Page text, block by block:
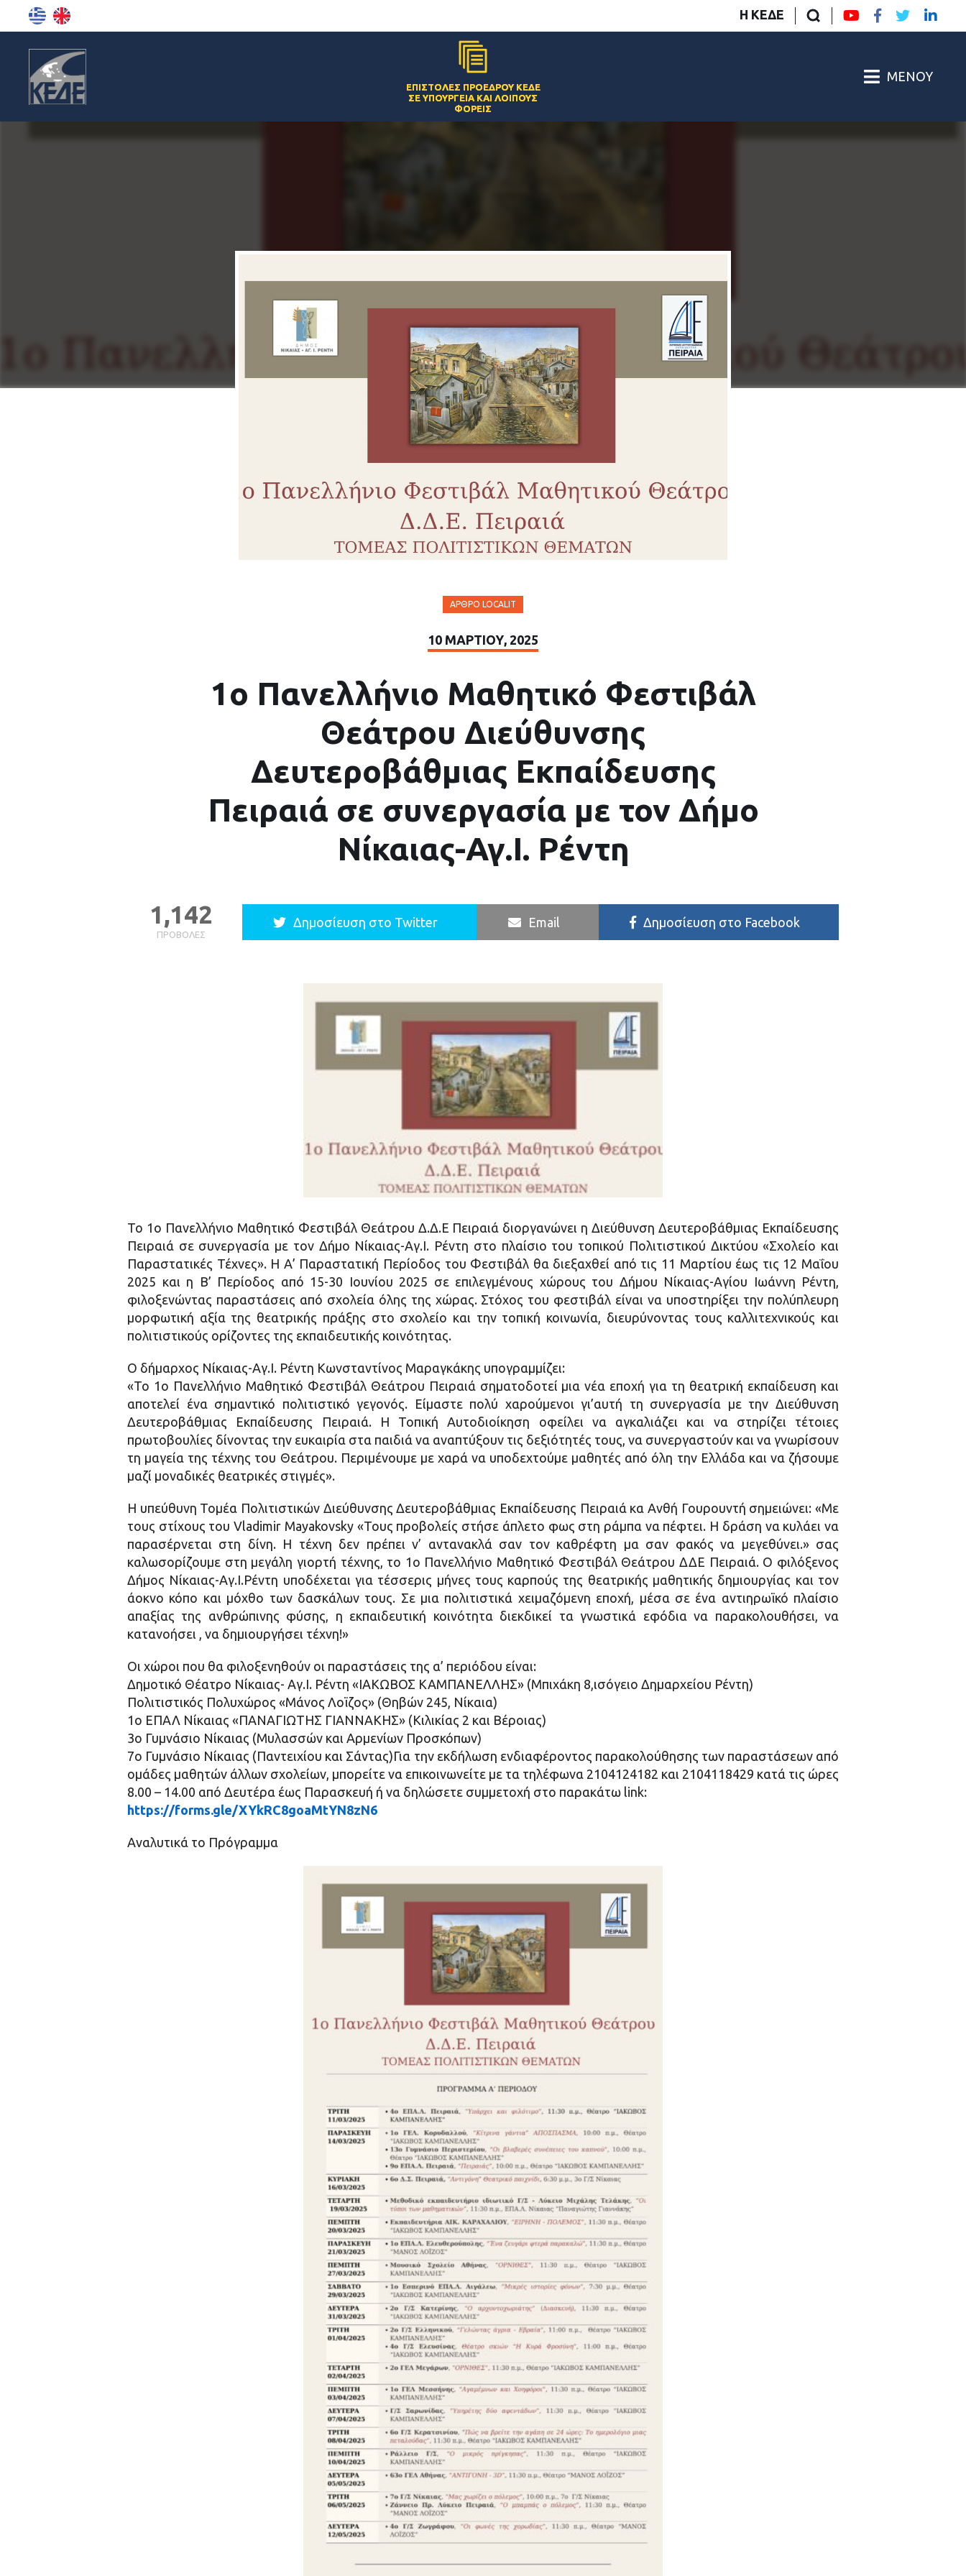
Η ΚΕΔΕ
ΕΠΙΣΤΟΛΈΣ ΠΡΟΈΔΡΟΥ ΚΕΔΕ
ΣΕ ΥΠΟΥΡΓΕΊΑ ΚΑΙ ΛΟΙΠΟΎΣ
ΦΟΡΕΊΣ
ΜΕΝΟΎ
ΆΡΘΡΟ LOCALIT
10 ΜΑΡΤΊΟΥ, 2025
1ο Πανελλήνιο Μαθητικό Φεστιβάλ
Θεάτρου Διεύθυνσης
Δευτεροβάθμιας Εκπαίδευσης
Πειραιά σε συνεργασία με τον Δήμο
Νίκαιας-Αγ.Ι. Ρέντη
ΠΡΟΒΟΛΈΣ
1,142 Δημοσίευση στο Twitter Email Δημοσίευση στο Facebook
To 1o Πανελλήνιο Μαθητικό Φεστιβάλ Θεάτρου Δ.Δ.Ε Πειραιά διοργανώνει η Διεύθυνση Δευτεροβάθμιας Εκπαίδευσης
Πειραιά σε συνεργασία με τον Δήμο Νίκαιας-Αγ.Ι. Ρέντη στο πλαίσιο του τοπικού Πολιτιστικού Δικτύου «Σχολείο και
Παραστατικές Τέχνες». Η Α’ Παραστατική Περίοδος του Φεστιβάλ θα διεξαχθεί από τις 11 Μαρτίου έως τις 12 Μαΐου
2025 και η Β’ Περίοδος από 15-30 Ιουνίου 2025 σε επιλεγμένους χώρους του Δήμου Νίκαιας-Αγίου Ιωάννη Ρέντη,
φιλοξενώντας παραστάσεις από σχολεία όλης της χώρας. Στόχος του φεστιβάλ είναι να υποστηρίξει την πολύπλευρη
μορφωτική αξία της θεατρικής πράξης στο σχολείο και την τοπική κοινωνία, διευρύνοντας τους καλλιτεχνικούς και
πολιτιστικούς ορίζοντες της εκπαιδευτικής κοινότητας.
Ο δήμαρχος Νίκαιας-Αγ.Ι. Ρέντη Κωνσταντίνος Μαραγκάκης υπογραμμίζει:
«Το 1ο Πανελλήνιο Μαθητικό Φεστιβάλ Θεάτρου Πειραιά σηματοδοτεί μια νέα εποχή για τη θεατρική εκπαίδευση και
αποτελεί ένα σημαντικό πολιτιστικό γεγονός. Είμαστε πολύ χαρούμενοι γι’αυτή τη συνεργασία με την Διεύθυνση
Δευτεροβάθμιας Εκπαίδευσης Πειραιά. Η Τοπική Αυτοδιοίκηση οφείλει να αγκαλιάζει και να στηρίζει τέτοιες
πρωτοβουλίες δίνοντας την ευκαιρία στα παιδιά να αναπτύξουν τις δεξιότητές τους, να συνεργαστούν και να γνωρίσουν
τη μαγεία της τέχνης του Θεάτρου. Περιμένουμε με χαρά να υποδεχτούμε μαθητές από όλη την Ελλάδα και να ζήσουμε
μαζί μοναδικές θεατρικές στιγμές».
Η υπεύθυνη Τομέα Πολιτιστικών Διεύθυνσης Δευτεροβάθμιας Εκπαίδευσης Πειραιά κα Ανθή Γουρουντή σημειώνει: «Με
τους στίχους του Vladimir Mayakovsky «Τους προβολείς στήσε άπλετο φως στη ράμπα να πέφτει. Η δράση να κυλάει να
παρασέρνεται στη δίνη. Η τέχνη δεν πρέπει ν’ αντανακλά σαν τον καθρέφτη μα σαν φακός να μεγεθύνει.» σας
καλωσορίζουμε στη μεγάλη γιορτή τέχνης, το 1ο Πανελλήνιο Μαθητικό Φεστιβάλ Θεάτρου ΔΔΕ Πειραιά. Ο φιλόξενος
Δήμος Νίκαιας-Αγ.Ι.Ρέντη υποδέχεται για τέσσερις μήνες τους καρπούς της θεατρικής μαθητικής δημιουργίας και τον
άοκνο κόπο και μόχθο των δασκάλων τους. Σε μια πολιτιστικά χειμαζόμενη εποχή, μέσα σε ένα αντιηρωϊκό πλαίσιο
απαξίας της ανθρώπινης φύσης, η εκπαιδευτική κοινότητα διεκδικεί τα γνωστικά εφόδια να παρακολουθήσει, να
κατανοήσει , να δημιουργήσει τέχνη!»
Οι χώροι που θα φιλοξενηθούν οι παραστάσεις της α’ περιόδου είναι:
Δημοτικό Θέατρο Νίκαιας- Αγ.Ι. Ρέντη «ΙΑΚΩΒΟΣ ΚΑΜΠΑΝΕΛΛΗΣ» (Μπιχάκη 8,ισόγειο Δημαρχείου Ρέντη)
Πολιτιστικός Πολυχώρος «Μάνος Λοϊζος» (Θηβών 245, Νίκαια)
1ο ΕΠΑΛ Νίκαιας «ΠΑΝΑΓΙΩΤΗΣ ΓΙΑΝΝΑΚΗΣ» (Κιλικίας 2 και Βέροιας)
3ο Γυμνάσιο Νίκαιας (Μυλασσών και Αρμενίων Προσκόπων)
7ο Γυμνάσιο Νίκαιας (Παντειχίου και Σάντας)Για την εκδήλωση ενδιαφέροντος παρακολούθησης των παραστάσεων από
ομάδες μαθητών άλλων σχολείων, μπορείτε να επικοινωνείτε με τα τηλέφωνα 2104124182 και 2104118429 κατά τις ώρες
8.00 – 14.00 από Δευτέρα έως Παρασκευή ή να δηλώσετε συμμετοχή στο παρακάτω link:
https://forms.gle/XYkRC8goaMtYN8zN6
Αναλυτικά το Πρόγραμμα